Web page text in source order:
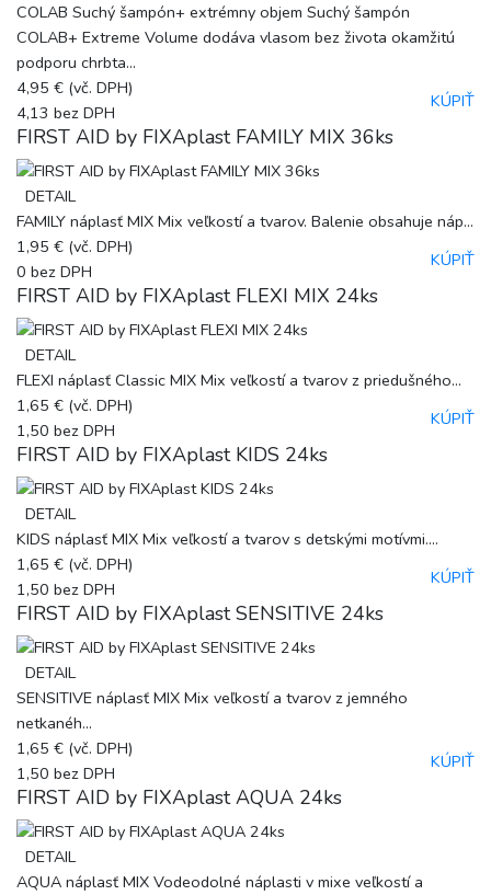
COLAB Suchý šampón+ extrémny objem Suchý šampón
COLAB+ Extreme Volume dodáva vlasom bez života okamžitú
podporu chrbta...
4,95 € (vč. DPH)
4,13 bez DPH
KÚPIŤ
FIRST AID by FIXAplast FAMILY MIX 36ks
DETAIL
FAMILY náplasť MIX Mix veľkostí a tvarov. Balenie obsahuje náp...
1,95 € (vč. DPH)
0 bez DPH
KÚPIŤ
FIRST AID by FIXAplast FLEXI MIX 24ks
DETAIL
FLEXI náplasť Classic MIX Mix veľkostí a tvarov z priedušného...
1,65 € (vč. DPH)
1,50 bez DPH
KÚPIŤ
FIRST AID by FIXAplast KIDS 24ks
DETAIL
KIDS náplasť MIX Mix veľkostí a tvarov s detskými motívmi....
1,65 € (vč. DPH)
1,50 bez DPH
KÚPIŤ
FIRST AID by FIXAplast SENSITIVE 24ks
DETAIL
SENSITIVE náplasť MIX Mix veľkostí a tvarov z jemného
netkanéh...
1,65 € (vč. DPH)
1,50 bez DPH
KÚPIŤ
FIRST AID by FIXAplast AQUA 24ks
DETAIL
AQUA náplasť MIX Vodeodolné náplasti v mixe veľkostí a